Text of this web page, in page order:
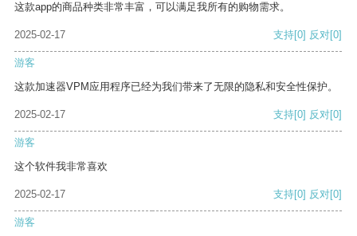
这款app的商品种类非常丰富，可以满足我所有的购物需求。
2025-02-17 支持[0] 反对[0]
游客
这款加速器VPM应用程序已经为我们带来了无限的隐私和安全性保护。
2025-02-17 支持[0] 反对[0]
游客
这个软件我非常喜欢
2025-02-17 支持[0] 反对[0]
游客